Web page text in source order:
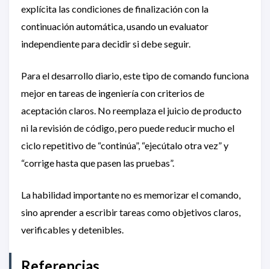
explícita las condiciones de finalización con la
continuación automática, usando un evaluator
independiente para decidir si debe seguir.
Para el desarrollo diario, este tipo de comando funciona
mejor en tareas de ingeniería con criterios de
aceptación claros. No reemplaza el juicio de producto
ni la revisión de código, pero puede reducir mucho el
ciclo repetitivo de “continúa”, “ejecútalo otra vez” y
“corrige hasta que pasen las pruebas”.
La habilidad importante no es memorizar el comando,
sino aprender a escribir tareas como objetivos claros,
verificables y detenibles.